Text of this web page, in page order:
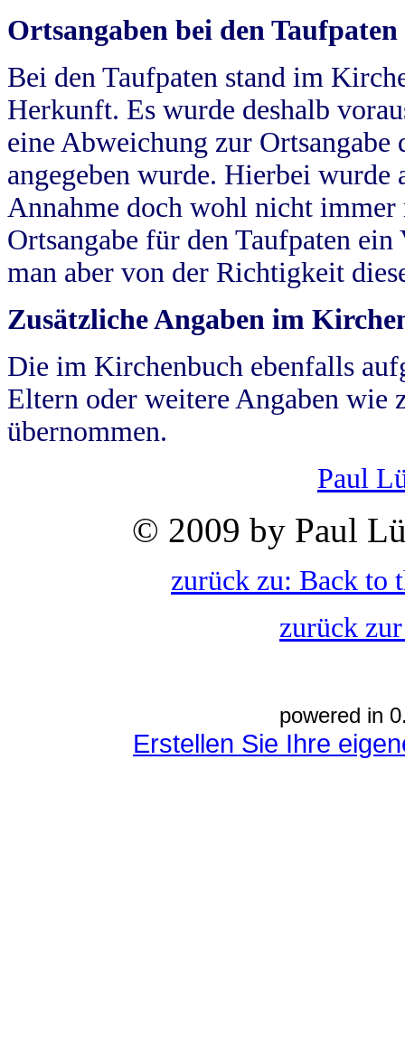
Ortsangaben bei den Taufpaten
Bei den Taufpaten stand im
Herkunft. Es wurde deshalb
eine Abweichung zur
angegeben wurde. Hierbei wurde
Annahme doch wohl nicht
Ortsangabe für den Taufpaten
man aber von der Richtigkeit
Zusätzliche Angaben im
Die im Kirchenbuch ebenfalls
Eltern oder weitere Angaben wie
übernommen.
Paul
© 2009 by Paul
zurück zu: Back to
zurück
powered in
Erstellen Sie Ihre